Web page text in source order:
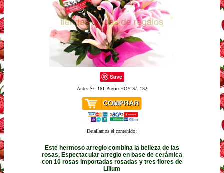
Save
AntesS/. 161Precio HOY S/. 132
Detallamos el contenido:
Este hermoso arreglo combina la belleza de las
rosas, Espectacular arreglo en base de cerámica
con 10 rosas importadas rosadas y tres flores de
Lilium